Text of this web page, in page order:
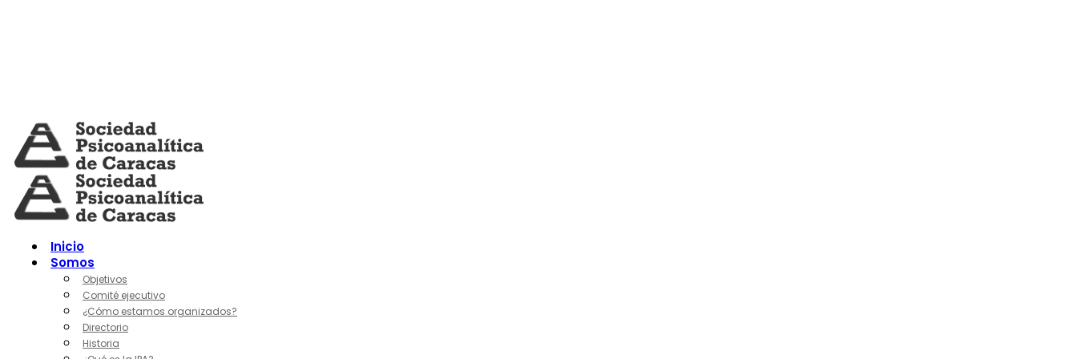
Inicio
Somos
Objetivos
Comité ejecutivo
¿Cómo estamos organizados?
Directorio
Historia